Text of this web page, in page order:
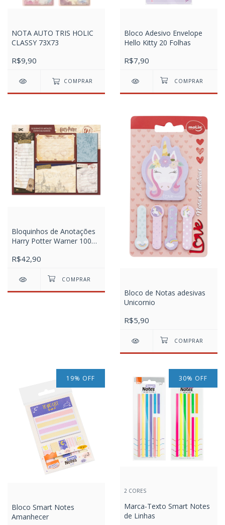
NOTA AUTO TRIS HOLIC
CLASSY 73X73
R$9,90
COMPRAR
Bloco Adesivo Envelope
Hello Kitty 20 Folhas
R$7,90
Bloquinhos de Anotações
Harry Potter Warner 100
R$42,90
Bloco de Notas adesivas
Unicornio
R$5,90
19% OFF
Bloco Smart Notes
Amanhecer
30% OFF
2 CORES
Marca-Texto Smart Notes
de Linhas